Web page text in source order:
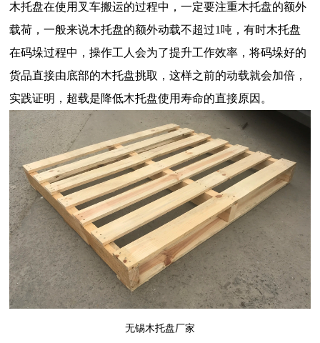
木托盘在使用叉车搬运的过程中，一定要注重木托盘的额外
载荷，一般来说木托盘的额外动载不超过1吨，有时木托盘
在码垛过程中，操作工人会为了提升工作效率，将码垛好的
货品直接由底部的木托盘挑取，这样之前的动载就会加倍，
实践证明，超载是降低木托盘使用寿命的直接原因。
无锡木托盘厂家